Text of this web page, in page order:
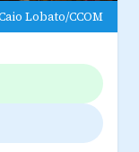
Lobato/CCOM